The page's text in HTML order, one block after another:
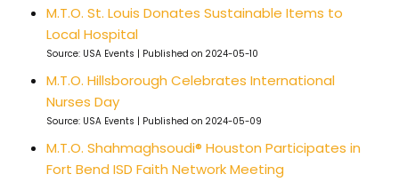
M.T.O. St. Louis Donates Sustainable Items to
Local Hospital
Source: USA Events Published on 2024-05-10
M.T.O. Hillsborough Celebrates International
Nurses Day
Source: USA Events Published on 2024-05-09
M.T.O. Shahmaghsoudi® Houston Participates in
Fort Bend ISD Faith Network Meeting